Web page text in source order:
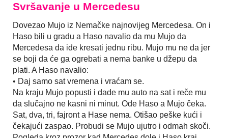
Svršavanje u Mercedesu
Dovezao Mujo iz Nemačke najnovijeg Mercedesa. On i
Haso bili u gradu a Haso navalio da mu Mujo da
Mercedesa da ide kresati jednu ribu. Mujo mu ne da jer
se boji da će ga ogrebati a nema banke u džepu da
plati. A Haso navalio:
• Daj samo sat vremena i vraćam se.
Na kraju Mujo popusti i dade mu auto na sat i reče mu
da slučajno ne kasni ni minut. Ode Haso a Mujo čeka.
Sat, dva, tri, fajront a Hase nema. Otišao peške kući i
čekajući zaspao. Probudi se Mujo ujutro i odmah skoči.